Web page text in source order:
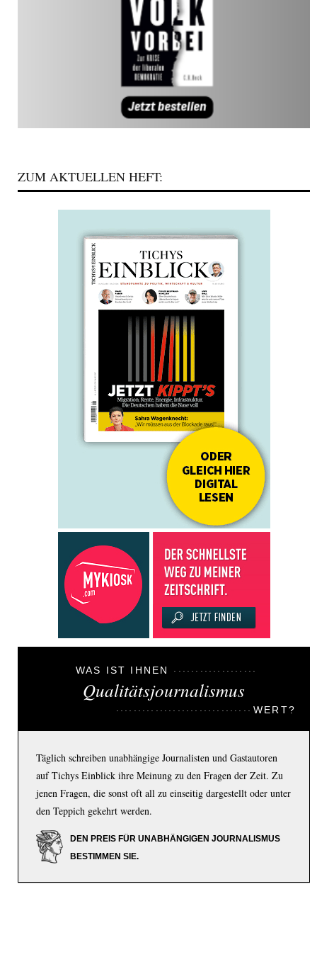
ZUM AKTUELLEN HEFT:
WAS IST IHNEN
Qualitätsjournalismus
WERT?
Täglich schreiben unabhängige Journalisten und Gastautoren
auf Tichys Einblick ihre Meinung zu den Fragen der Zeit. Zu
jenen Fragen, die sonst oft all zu einseitig dargestellt oder unter
den Teppich gekehrt werden.
DEN PREIS FÜR UNABHÄNGIGEN JOURNALISMUS
BESTIMMEN SIE.